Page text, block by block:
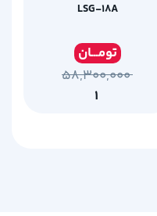
LSG-18A
تومـــان
۵۸,۳۰۰,۰۰۰